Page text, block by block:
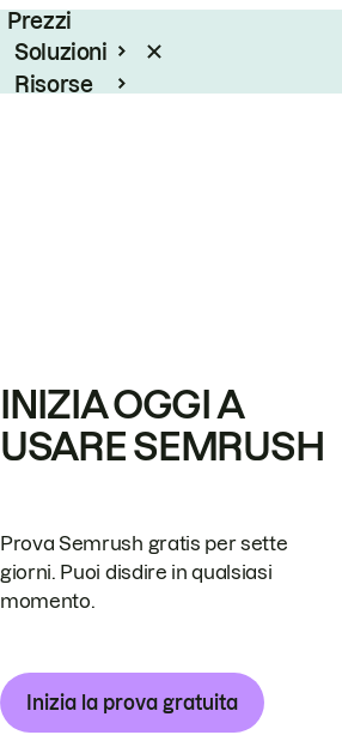
Prezzi
Soluzioni
Risorse
INIZIA OGGI A
USARE SEMRUSH
Prova Semrush gratis per sette
giorni. Puoi disdire in qualsiasi
momento.
Inizia la prova gratuita